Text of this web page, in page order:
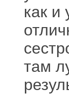
как и
там